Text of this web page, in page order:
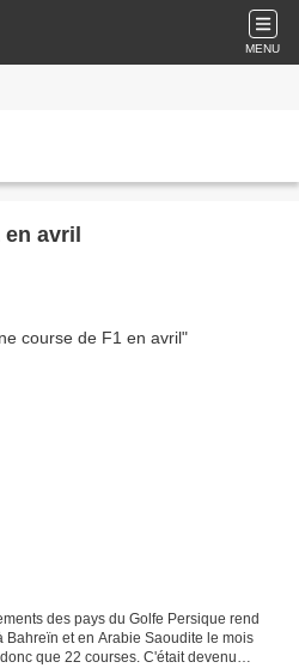
MENU
avril
des pays du Golfe Persique rend
et en Arabie Saoudite le mois
que 22 courses. C'était devenu